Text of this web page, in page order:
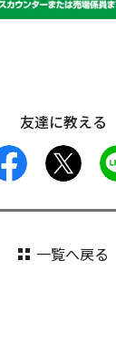
友達に教える
facebook
一覧へ戻る